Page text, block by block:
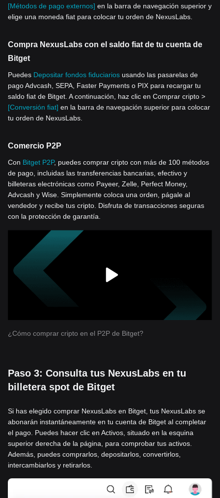
[Métodos de pago externos] en la barra de navegación superior y
elige una moneda fiat para colocar tu orden de NexusLabs.
Compra NexusLabs con el saldo fiat de tu cuenta de
Bitget
Puedes Depositar fondos fiduciarios usando las pasarelas de
pago Advcash, SEPA, Faster Payments o PIX para recargar tu
saldo fiat de Bitget. A continuación, haz clic en Comprar cripto >
[Conversión fiat] en la barra de navegación superior para colocar
tu orden de NexusLabs.
Comercio P2P
Con Bitget P2P, puedes comprar cripto con más de 100 métodos
de pago, incluidas las transferencias bancarias, efectivo y
billeteras electrónicas como Payeer, Zelle, Perfect Money,
Advcash y Wise. Simplemente coloca una orden, págale al
vendedor y recibe tus cripto. Disfruta de transacciones seguras
con la protección de garantía.
¿Cómo comprar cripto en el P2P de Bitget?
Paso 3: Consulta tus NexusLabs en tu
billetera spot de Bitget
Si has elegido comprar NexusLabs en Bitget, tus NexusLabs se
abonarán instantáneamente en tu cuenta de Bitget al completar
el pago. Puedes hacer clic en Activos, situado en la esquina
superior derecha de la página, para comprobar tus activos.
Además, puedes comprarlos, depositarlos, convertirlos,
intercambiarlos y retirarlos.